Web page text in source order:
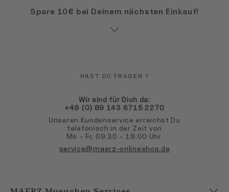
Spare 10€ bei Deinem nächsten Einkauf!
HAST DU FRAGEN ?
Wir sind für Dich da:
+49 (0) 89 143 6715 2270
Unseren Kundenservice erreichst Du
telefonisch in der Zeit von
Mo – Fr, 09:30 – 18:00 Uhr.
service@maerz-onlineshop.de